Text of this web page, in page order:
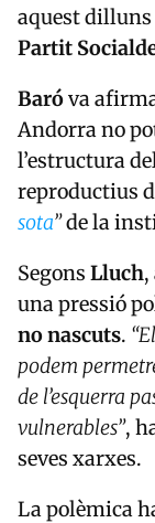
aquest dilluns
Partit
Baróva
Andorra no
l’estructura
reproductius
sota”de la
Segons Lluch
una pressió
no nascuts.
podem
de l’esquerra
vulnerables”,
seves xarxes.
La polèmica